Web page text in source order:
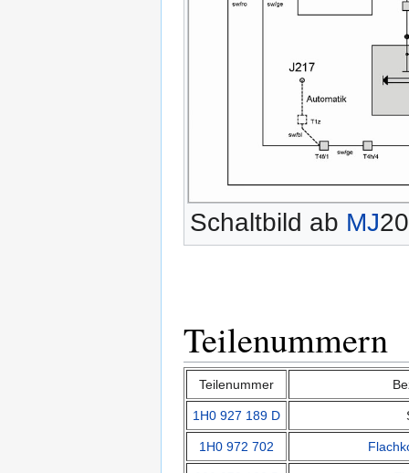
Schaltbild ab MJ
Teilenummern
Teilenummer
1H0 927 189 D
1H0 972 702